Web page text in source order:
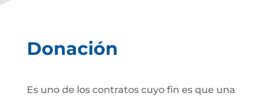
Donación
Es uno de los contratos cuyo fin es que una